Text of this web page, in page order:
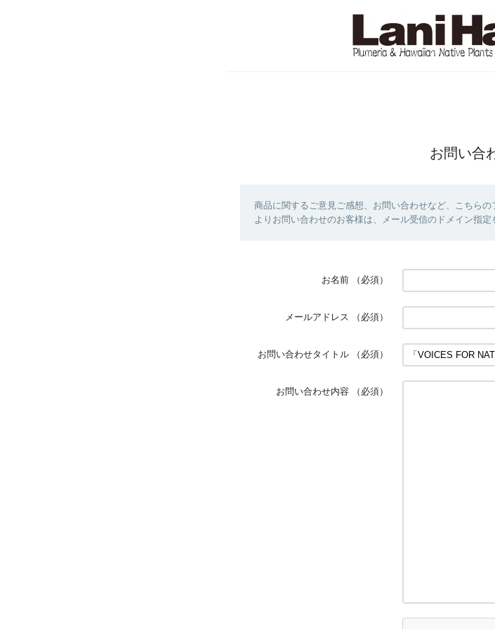
お問い合
商品に関するご意見ご感想、お問い合わせなど、こちら
よりお問い合わせのお客様は、メール受信のドメイン指
お名前 （必須）
メールアドレス （必須）
お問い合わせタイトル （必須）
お問い合わせ内容 （必須）